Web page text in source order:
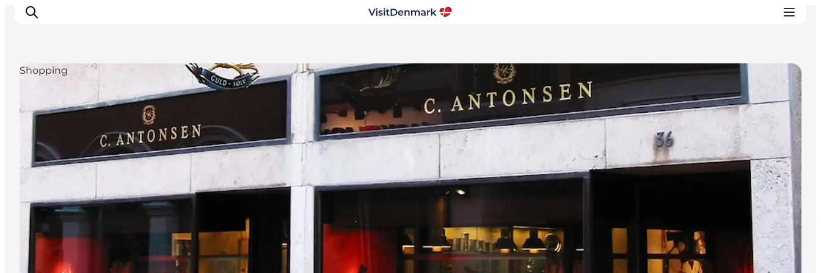
Inspiratie
Bestemmingen
Wat te doen
Accommodaties
Plan je reis
Shopping